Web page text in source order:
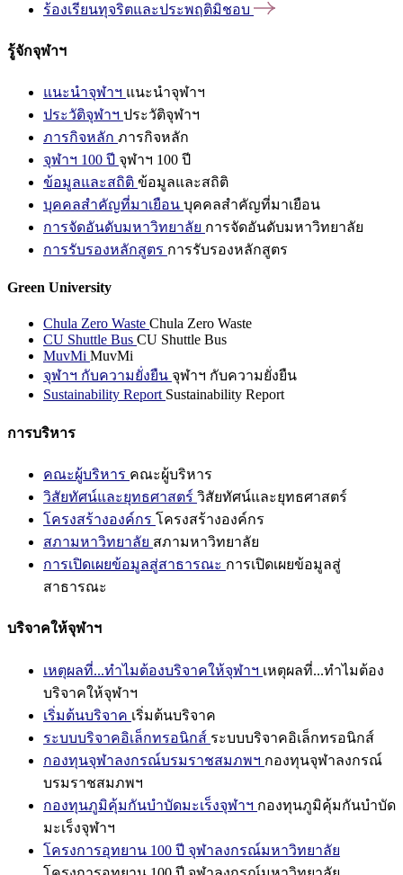
ร้องเรียนทุจริตและประพฤติมิชอบ
รู้จักจุฬาฯ
แนะนำจุฬาฯ แนะนำจุฬาฯ
ประวัติจุฬาฯ ประวัติจุฬาฯ
ภารกิจหลัก ภารกิจหลัก
จุฬาฯ 100 ปี จุฬาฯ 100 ปี
ข้อมูลและสถิติ ข้อมูลและสถิติ
บุคคลสำคัญที่มาเยือน บุคคลสำคัญที่มาเยือน
การจัดอันดับมหาวิทยาลัย การจัดอันดับมหาวิทยาลัย
การรับรองหลักสูตร การรับรองหลักสูตร
Green University
Chula Zero Waste Chula Zero Waste
CU Shuttle Bus CU Shuttle Bus
MuvMi MuvMi
จุฬาฯ กับความยั่งยืน จุฬาฯ กับความยั่งยืน
Sustainability Report Sustainability Report
การบริหาร
คณะผู้บริหาร คณะผู้บริหาร
วิสัยทัศน์และยุทธศาสตร์ วิสัยทัศน์และยุทธศาสตร์
โครงสร้างองค์กร โครงสร้างองค์กร
สภามหาวิทยาลัย สภามหาวิทยาลัย
การเปิดเผยข้อมูลสู่สาธารณะ การเปิดเผยข้อมูลสู่
สาธารณะ
บริจาคให้จุฬาฯ
เหตุผลที่...ทำไมต้องบริจาคให้จุฬาฯ เหตุผลที่...ทำไมต้อง
บริจาคให้จุฬาฯ
เริ่มต้นบริจาค เริ่มต้นบริจาค
ระบบบริจาคอิเล็กทรอนิกส์ ระบบบริจาคอิเล็กทรอนิกส์
กองทุนจุฬาลงกรณ์บรมราชสมภพฯ กองทุนจุฬาลงกรณ์
บรมราชสมภพฯ
กองทุนภูมิคุ้มกันบำบัดมะเร็งจุฬาฯ กองทุนภูมิคุ้มกันบำบัด
มะเร็งจุฬาฯ
โครงการอุทยาน 100 ปี จุฬาลงกรณ์มหาวิทยาลัย